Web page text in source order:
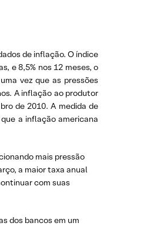
de inflação. O índice
e 8,5% nos 12 meses, o
vez que as pressões
A inflação ao produtor
de 2010. A medida de
a inflação americana
mais pressão
a maior taxa anual
com suas
dos bancos em um